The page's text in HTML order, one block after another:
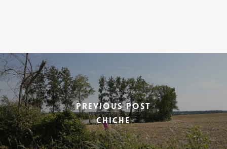
Previous Post
CHICHE